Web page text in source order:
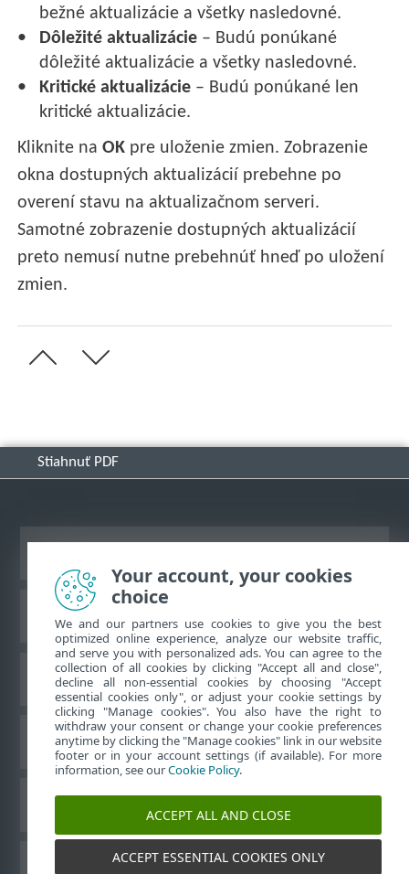
bežné aktualizácie a všetky nasledovné.
Dôležité aktualizácie – Budú ponúkané
dôležité aktualizácie a všetky nasledovné.
Kritické aktualizácie – Budú ponúkané len
kritické aktualizácie.
Kliknite naOK pre uloženie zmien. Zobrazenie
okna dostupných aktualizácií prebehne po
overení stavu na aktualizačnom serveri.
Samotné zobrazenie dostupných aktualizácií
preto nemusí nutne prebehnúť hneď po uložení
zmien.
Stiahnuť PDF
Databáza znalostí ESET
ESET Fórum
Technická podpora
Používateľské príručky ESET
Your account, your cookies
choice
We and our partners use cookies to give you the best
optimized online experience, analyze our website traffic,
and serve you with personalized ads. You can agree to the
collection of all cookies by clicking "Accept all and close",
decline all non-essential cookies by choosing "Accept
essential cookies only", or adjust your cookie settings by
clicking "Manage cookies". You also have the right to
withdraw your consent or change your cookie preferences
anytime by clicking the "Manage cookies" link in our website
footer or in your account settings (if available). For more
information, see ourCookie Policy.
ACCEPT ALL AND CLOSE
ACCEPT ESSENTIAL COOKIES ONLY